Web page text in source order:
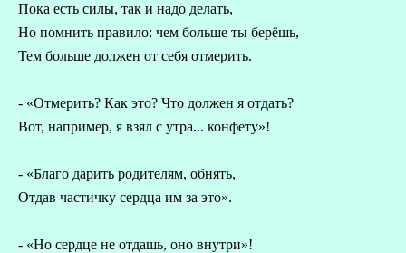
Пока есть силы, так и надо делать,
Но помнить правило: чем больше ты берёшь,
Тем больше должен от себя отмерить.
- «Отмерить? Как это? Что должен я отдать?
Вот, например, я взял с утра... конфету»!
- «Благо дарить родителям, обнять,
Отдав частичку сердца им за это».
- «Но сердце не отдашь, оно внутри»!